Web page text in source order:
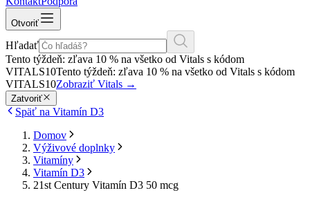
Otvoriť
Hľadať
Tento týždeň: zľava 10 % na všetko od Vitals s kódom
VITALS10Tento týždeň: zľava 10 % na všetko od Vitals s kódom
VITALS10Zobraziť Vitals →
Zatvoriť
Späť na Vitamín D3
Domov
Výživové doplnky
Vitamíny
Vitamín D3
21st Century Vitamín D3 50 mcg